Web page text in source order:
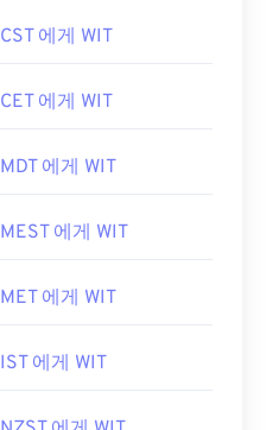
CST 에게 WIT
CET 에게 WIT
MDT 에게 WIT
MEST 에게 WIT
MET 에게 WIT
IST 에게 WIT